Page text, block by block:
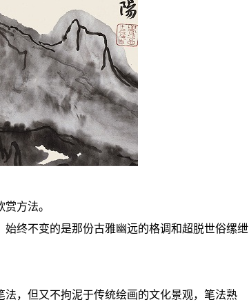
方法。
终不变的是那份古雅幽远的格调和超脱世俗缧绁
，但又不拘泥于传统绘画的文化景观，笔法熟